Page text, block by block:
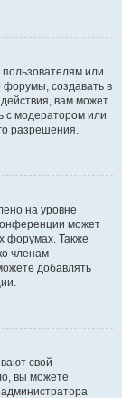
или
форумы, создавать в
вам может
с модератором или
разрешения.
на уровне
может
форумах. Также
членам
добавлять
свой
вы можете